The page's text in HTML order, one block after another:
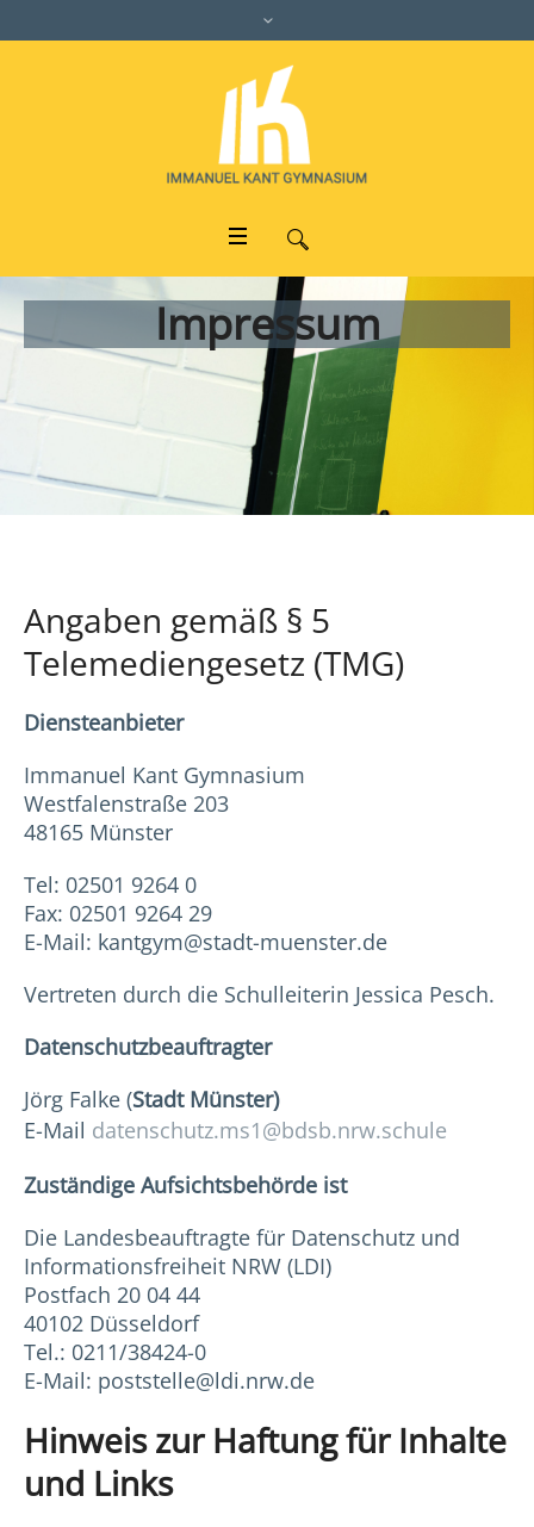
Impressum
Angaben gemäß § 5
Telemediengesetz (TMG)
Diensteanbieter
Immanuel Kant Gymnasium
Westfalenstraße 203
48165 Münster
Tel: 02501 9264 0
Fax: 02501 9264 29
E-Mail: kantgym@stadt-muenster.de
Vertreten durch die Schulleiterin Jessica Pesch.
Datenschutzbeauftragter
Jörg Falke (Stadt Münster)
E-Mail datenschutz.ms1@bdsb.nrw.schule
Zuständige Aufsichtsbehörde ist
Die Landesbeauftragte für Datenschutz und
Informationsfreiheit NRW (LDI)
Postfach 20 04 44
40102 Düsseldorf
Tel.: 0211/38424-0
E-Mail: poststelle@ldi.nrw.de
Hinweis zur Haftung für Inhalte
und Links